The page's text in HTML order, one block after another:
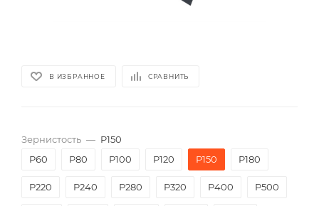
В ИЗБРАННОЕ СРАВНИТЬ
Зернистость — P150
P60
P80 P100 P120 P150 P180
P220 P240 P280 P320 P400 P500